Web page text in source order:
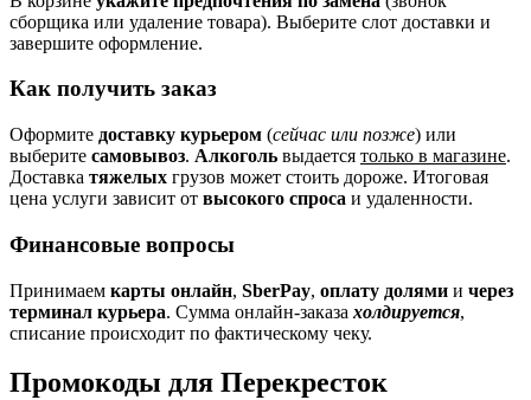
сборщика или удаление товара). Выберите слот доставки и
завершите оформление.
Как получить заказ
Оформите доставку курьером (сейчас или позже) или
выберите самовывоз. Алкоголь выдается только в магазине.
Доставка тяжелых грузов может стоить дороже. Итоговая
цена услуги зависит от высокого спроса и удаленности.
Финансовые вопросы
Принимаем карты онлайн, SberPay, оплату долями и через
терминал курьера. Сумма онлайн-заказа холдируется,
списание происходит по фактическому чеку.
Промокоды для Перекресток